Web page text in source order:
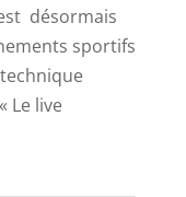
désormais
sportifs
Le live